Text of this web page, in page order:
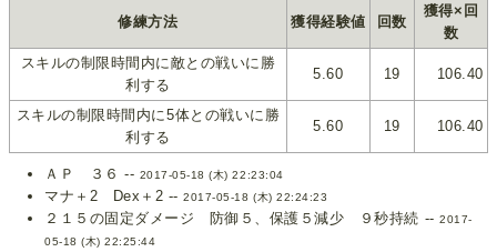
修練方法 獲得経験値 回数
獲得×回
数
スキルの制限時間内に敵との戦いに勝
利する
5.60 19 106.40
スキルの制限時間内に5体との戦いに勝
利する
5.60 19 106.40
ＡＰ ３６ -- 2017-05-18 (木) 22:23:04
マナ＋2 Dex＋2 --2017-05-18 (木) 22:24:23
２１５の固定ダメージ 防御５、保護５減少 ９秒持続 --2017-
05-18 (木) 22:25:44